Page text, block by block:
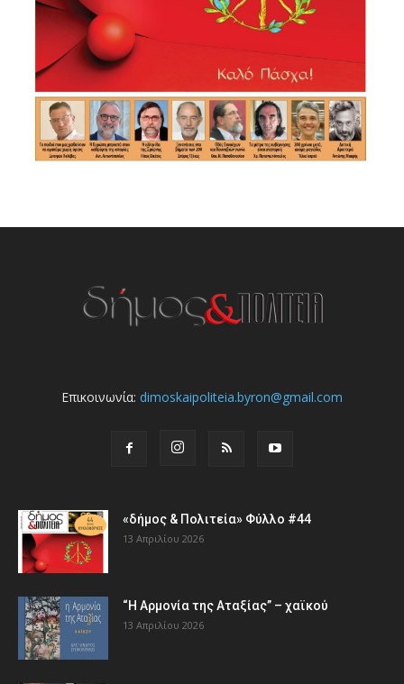
Επικοινωνία: dimoskaipoliteia.byron@gmail.com
«δήμος & Πολιτεία» Φύλλο #44
13 Απριλίου 2026
“Η Αρμονία της Αταξίας” – χαϊκού
13 Απριλίου 2026